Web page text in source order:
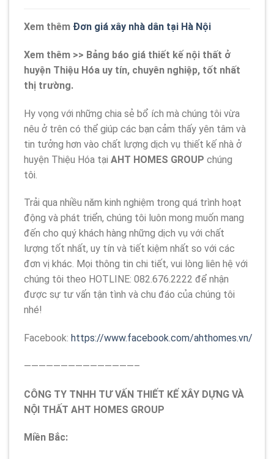
Xem thêm Đơn giá xây nhà dân tại Hà Nội
Xem thêm >> Bảng báo giá thiết kế nội thất ở
huyện Thiệu Hóa uy tín, chuyên nghiệp, tốt nhất
thị trường.
Hy vọng với những chia sẻ bổ ích mà chúng tôi vừa
nêu ở trên có thể giúp các bạn cảm thấy yên tâm và
tin tưởng hơn vào chất lượng dịch vụ thiết kế nhà ở
huyện Thiệu Hóa tại AHT HOMES GROUP chúng
tôi.
Trải qua nhiều năm kinh nghiệm trong quá trình hoạt
động và phát triển, chúng tôi luôn mong muốn mang
đến cho quý khách hàng những dịch vụ với chất
lượng tốt nhất, uy tín và tiết kiệm nhất so với các
đơn vị khác. Mọi thông tin chi tiết, vui lòng liên hệ với
chúng tôi theo HOTLINE: 082.676.2222 để nhận
được sự tư vấn tận tình và chu đáo của chúng tôi
nhé!
Facebook: https://www.facebook.com/ahthomes.vn/
———————————————–
CÔNG TY TNHH TƯ VẤN THIẾT KẾ XÂY DỰNG VÀ
NỘI THẤT AHT HOMES GROUP
Miền Bắc: